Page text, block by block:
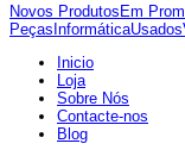
Novos Produtos Em
Peças InformáticaUsados
Inicio
Loja
Sobre Nós
Contacte-nos
Blog